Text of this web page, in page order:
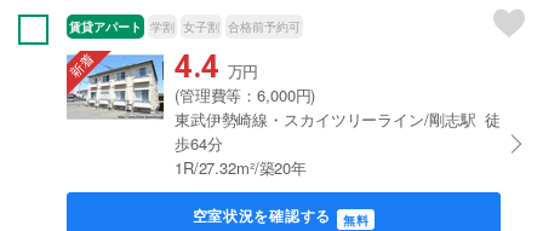
賃貸アパート 学割 女子割 合格前予約可
4.4 万円
(管理費等：6,000円)
東武伊勢崎線・スカイツリーライン/剛志駅 徒
歩64分
1R/27.32m²/築20年
空室状況を確認する 無料